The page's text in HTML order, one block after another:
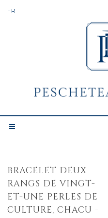
BRACELET DEUX
RANGS DE VINGT-
ET-UNE PERLES DE
CULTURE, CHACU -